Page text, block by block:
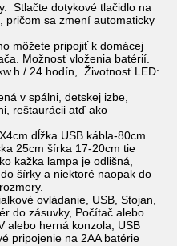
Stlačte dotykové tlačidlo na
pričom sa zmení automaticky
môžete pripojiť k domácej
Možnosť vloženia batérií.
/ 24 hodín, Životnosť LED:
v spálni, detskej izbe,
reštaurácii atď ako
dĺžka USB kábla-80cm
25cm šírka 17-20cm tie
kažka lampa je odlišná,
šírky a niektoré naopak do
ovládanie, USB, Stojan,
do zásuvky, Počítač alebo
alebo herná konzola, USB
pripojenie na 2AA batérie